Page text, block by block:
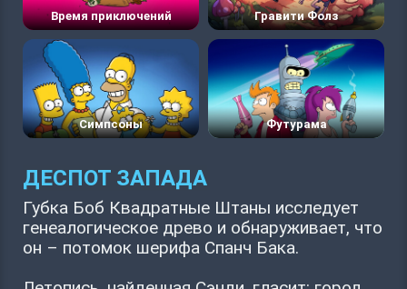
Время приключений Гравити Фолз
Симпсоны Футурама
ДЕСПОТ ЗАПАДА
Губка Боб Квадратные Штаны исследует
генеалогическое древо и обнаруживает, что
он – потомок шерифа Спанч Бака.